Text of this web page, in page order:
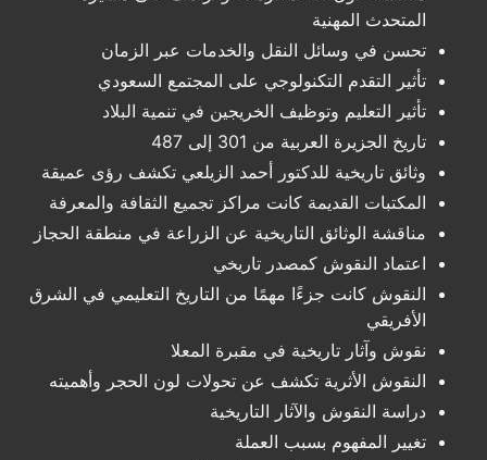
المتحدث المهنية
تحسن في وسائل النقل والخدمات عبر الزمان
تأثير التقدم التكنولوجي على المجتمع السعودي
تأثير التعليم وتوظيف الخريجين في تنمية البلاد
تاريخ الجزيرة العربية من 301 إلى 487
وثائق تاريخية للدكتور أحمد الزيلعي تكشف رؤى عميقة
المكتبات القديمة كانت مراكز تجميع الثقافة والمعرفة
مناقشة الوثائق التاريخية عن الزراعة في منطقة الحجاز
اعتماد النقوش كمصدر تاريخي
النقوش كانت جزءًا مهمًا من التاريخ التعليمي في الشرق
الأفريقي
نقوش وآثار تاريخية في مقبرة المعلا
النقوش الأثرية تكشف عن تحولات لون الحجر وأهميته
دراسة النقوش والآثار التاريخية
تغيير المفهوم بسبب العملة